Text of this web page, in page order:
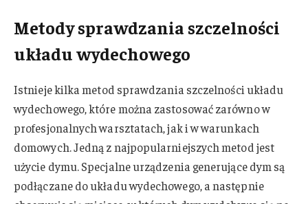
Metody sprawdzania szczelności
układu wydechowego
Istnieje kilka metod sprawdzania szczelności układu
wydechowego, które można zastosować zarówno w
profesjonalnych warsztatach, jak i w warunkach
domowych. Jedną z najpopularniejszych metod jest
użycie dymu. Specjalne urządzenia generujące dym są
podłączane do układu wydechowego, a następnie